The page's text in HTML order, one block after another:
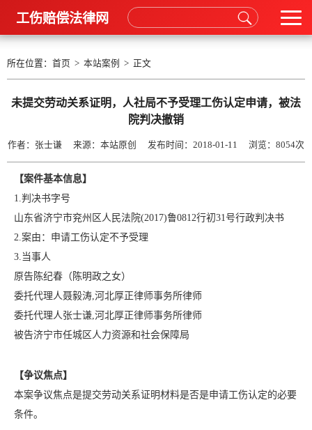
工伤赔偿法律网
所在位置： 首页 > 本站案例 > 正文
未提交劳动关系证明，人社局不予受理工伤认定申请，被法
院判决撤销
作者：张士谦 来源：本站原创 发布时间：2018-01-11 浏览： 8054次
【案件基本信息】
1.判决书字号
山东省济宁市兖州区人民法院(2017)鲁0812行初31号行政判决书
2.案由：申请工伤认定不予受理
3.当事人
原告陈纪春（陈明政之女）
委托代理人聂毅涛,河北厚正律师事务所律师
委托代理人张士谦,河北厚正律师事务所律师
被告济宁市任城区人力资源和社会保障局
【争议焦点】
本案争议焦点是提交劳动关系证明材料是否是申请工伤认定的必要
条件。